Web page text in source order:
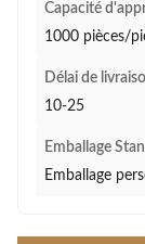
Capacité
1000 pièces/
Délai de
10-25
Emballage
Emballage